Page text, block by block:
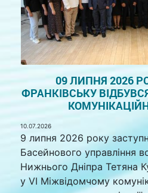
09 ЛИПНЯ 2026
ФРАНКІВСЬКУ
10.07.2026
9 липня 2026 року
Басейнового управління
Нижнього Дніпра Тетяна
у VI Міжвідомчому